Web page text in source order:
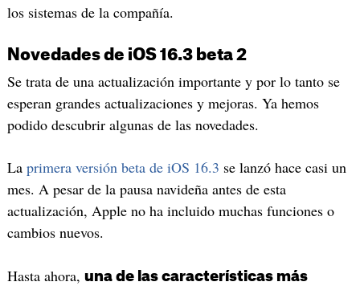
los sistemas de la compañía.
Novedades de iOS 16.3 beta 2
Se trata de una actualización importante y por lo tanto se
esperan grandes actualizaciones y mejoras. Ya hemos
podido descubrir algunas de las novedades.
La primera versión beta de iOS 16.3 se lanzó hace casi un
mes. A pesar de la pausa navideña antes de esta
actualización, Apple no ha incluido muchas funciones o
cambios nuevos.
Hasta ahora, una de las características más